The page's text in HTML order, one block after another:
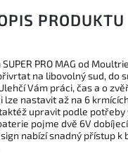
PRODUKTU
PRO MAG od
na libovolný sud, do
Vám práci, čas a o
lze nastavit až na 6
upravit podle potřeby
pojme dvě 6V
nabízí snadný přístup k